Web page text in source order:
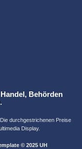
Behörden
durchgestrichenen Preise
Display.
© 2025 UH